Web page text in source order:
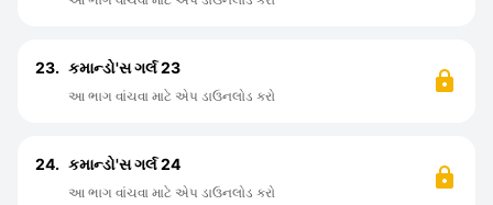
23. કમાન્ડો'સ ગર્લ 23
આ ભાગ વાંચવા માટે એપ ડાઉનલોડ કરો
24. કમાન્ડો'સ ગર્લ 24
આ ભાગ વાંચવા માટે એપ ડાઉનલોડ કરો